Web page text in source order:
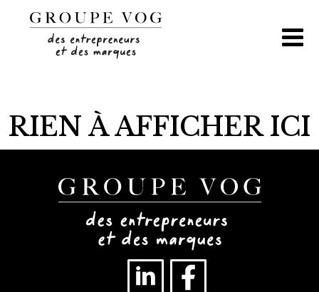
RIEN À AFFICHER ICI